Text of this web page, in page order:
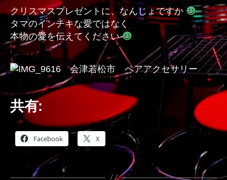
クリスマスプレゼントに、なんじょですか
タマのインチキな愛ではなく
本物の愛を伝えてください
共有:
Facebook X